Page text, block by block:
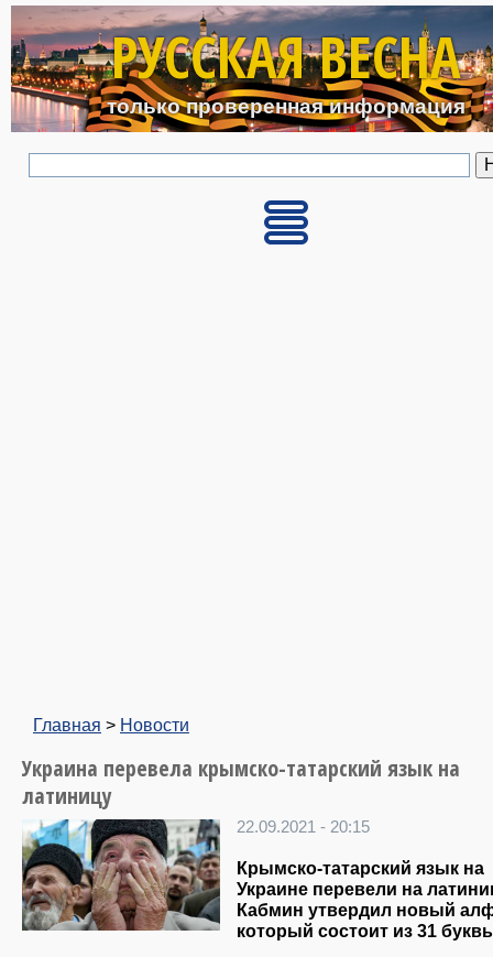
Перейти к основному
РУССКАЯ ВЕСНА
только проверенная информация
Главная > Новости
Украина перевела крымско-татарский язык на
латиницу
22.09.2021 - 20:15
Крымско-татарский язык на
Украине перевели на
Кабмин утвердил новый
который состоит из 31